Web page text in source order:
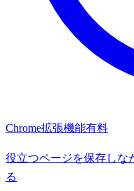
Chrome拡張機能有料
役立つページを保存しな
る